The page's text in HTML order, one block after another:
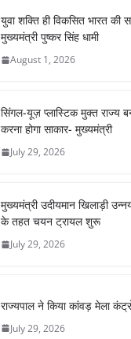
युवा शक्ति ही विकसित भारत की
मुख्यमंत्री पुष्कर सिंह धामी
August 1, 2026
सिंगल-यूज़ प्लास्टिक मुक्त राज्य
करना होगा साकार- मुख्यमंत्री
July 29, 2026
मुख्यमंत्री उदीयमान खिलाड़ी
के तहत चयन ट्रायल शुरू
July 29, 2026
राज्यपाल ने किया कांवड़ मेला
July 29, 2026